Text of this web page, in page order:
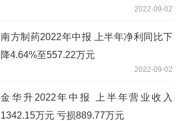
2022-09-02
南方制药2022年中报 上半年净利同比下
降4.64%至557.22万元
2022-09-02
金华升2022年中报 上半年营业收入
1342.15万元 亏损889.77万元